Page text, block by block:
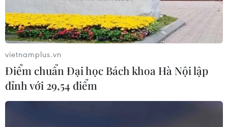
đoán rằng sự giảm tốc của nền kinh tế nói chung có thể
làm giảm nhu cầu với các kim loại quý này...
vietnamplus.vn
Điểm chuẩn Đại học Bách khoa Hà Nội lập
đỉnh với 29,54 điểm